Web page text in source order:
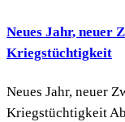
Neues Jahr, neuer
Kriegstüchtigkeit
Neues Jahr, neuer
Kriegstüchtigkeit